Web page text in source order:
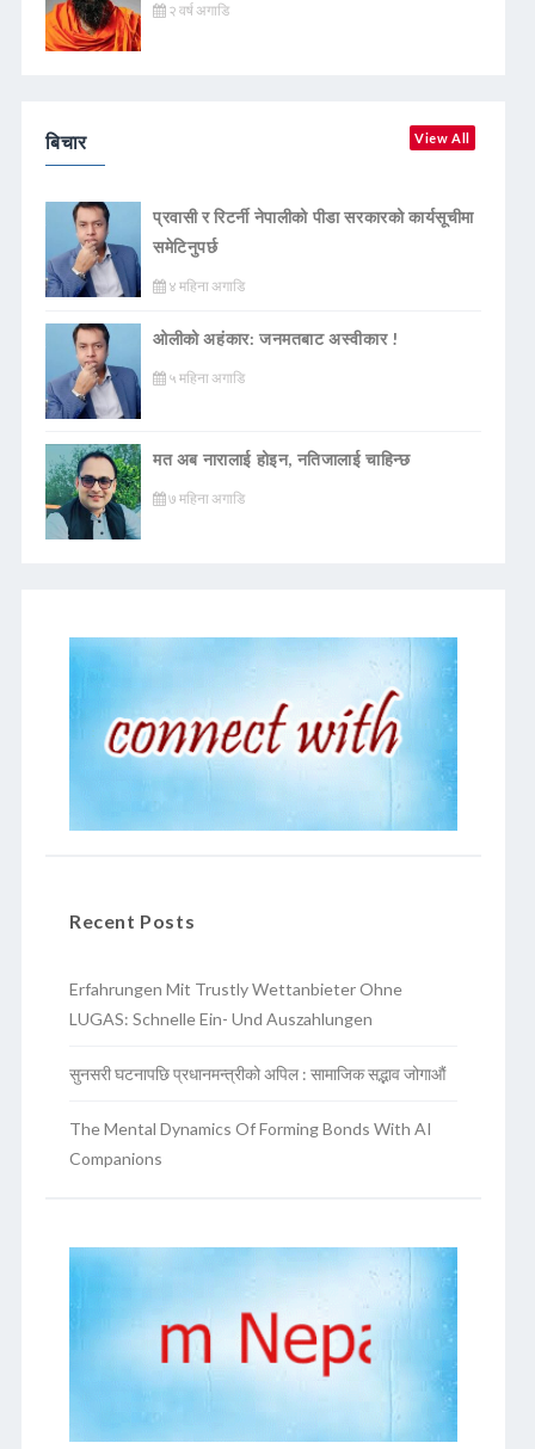
२ वर्ष अगाडि
बिचार View All
प्रवासी र रिटर्नी नेपालीको पीडा सरकारको कार्यसूचीमा
समेटिनुपर्छ
४ महिना अगाडि
ओलीको अहंकार: जनमतबाट अस्वीकार !
५ महिना अगाडि
मत अब नारालाई होइन, नतिजालाई चाहिन्छ
७ महिना अगाडि
Recent Posts
Erfahrungen Mit Trustly Wettanbieter Ohne
LUGAS: Schnelle Ein- Und Auszahlungen
सुनसरी घटनापछि प्रधानमन्त्रीको अपिल : सामाजिक सद्भाव जोगाऔं
The Mental Dynamics Of Forming Bonds With AI
Companions